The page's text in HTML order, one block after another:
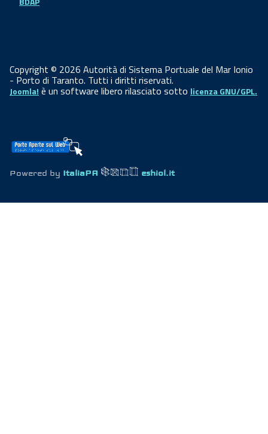
Copyright © 2026 Autorità di Sistema Portuale del Mar Ionio
- Porto di Taranto. Tutti i diritti riservati.
Joomla! è un software libero rilasciato sotto licenza GNU/GPL.
Powered by ItaliaPA eshiol.it